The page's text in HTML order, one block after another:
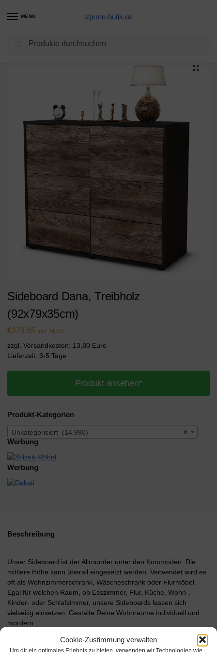
Cookie-Zustimmung verwalten
Um dir ein optimales Erlebnis zu bieten, verwenden wir Technologien wie
MENU stjerne-butik.de
Unkategorisiert / Sideboard Dana, Treibholz (92x79x35cm)
Sideboard Dana, Treibholz
(92x79x35cm)
€279,95 inkl. MwSt.
zzgl. Versandkosten: 13,80 Euro
Lieferzeit: 3-5 Tage
Produkt ansehen*
Produkt-Kategorien
×
Unkategorisiert (14.990)
Werbung
Werbung
Beschreibung
Unser Sideboard ist der Allrounder unter den Kommoden. Die
mittlere Höhe kann überall eingesetzt werden. Verwendet wird es
oft als Wohnzimmerschrank, Wäscheschrank oder Flurmöbel.
Egal für welchen Raum, ob Esszimmer, Flur, Küche, Wohn-,
Kinder- oder Schlafzimmer, unsere Sideboards lassen sich
vielseitig einsetzen. Gestalte Deine Wohnräume individuell und
mordern.
sicheren Stand. Mit der Push to Open-Funktion lassen sich Türen,